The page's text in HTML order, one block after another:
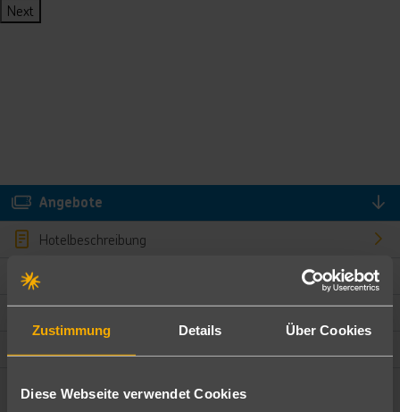
Zustimmung Details Über Cookies
Diese Webseite verwendet Cookies
Next
Angebote
Hotelbeschreibung
Bewertungen